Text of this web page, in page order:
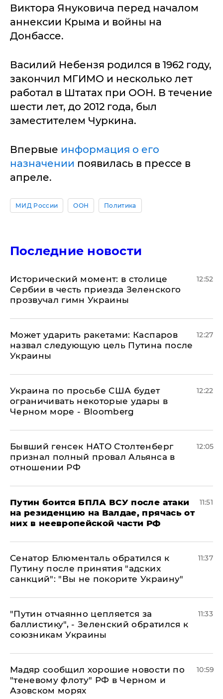
Виктора Януковича перед началом
аннексии Крыма и войны на
Донбассе.
Василий Небензя родился в 1962 году,
закончил МГИМО и несколько лет
работал в Штатах при ООН. В течение
шести лет, до 2012 года, был
заместителем Чуркина.
Впервые информация о его
назначении появилась в прессе в
апреле.
МИД России ООН Политика
Последние новости
Исторический момент: в столице
Сербии в честь приезда Зеленского
прозвучал гимн Украины
12:52
Может ударить ракетами: Каспаров
назвал следующую цель Путина после
Украины
12:27
Украина по просьбе США будет
ограничивать некоторые удары в
Черном море - Bloomberg
12:22
Бывший генсек НАТО Столтенберг
признал полный провал Альянса в
отношении РФ
12:05
Путин боится БПЛА ВСУ после атаки
на резиденцию на Валдае, прячась от
них в неевропейской части РФ
11:51
Сенатор Блюменталь обратился к
Путину после принятия "адских
санкций": "Вы не покорите Украину"
11:37
"Путин отчаянно цепляется за
баллистику", - Зеленский обратился к
союзникам Украины
11:33
Мадяр сообщил хорошие новости по
"теневому флоту" РФ в Черном и
Азовском морях
10:59